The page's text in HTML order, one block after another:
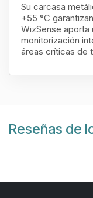
Su carcasa
+55 °C
WizSense aporta
monitorización
áreas críticas de
Reseñas de